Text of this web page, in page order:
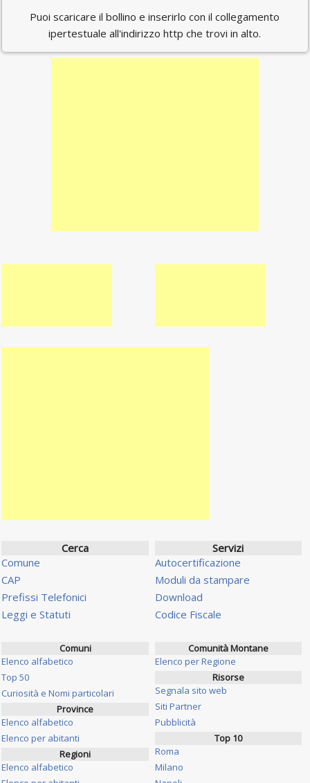
Puoi scaricare il bollino e inserirlo con il collegamento
ipertestuale all'indirizzo http che trovi in alto.
Cerca
Comune
CAP
Prefissi Telefonici
Leggi e Statuti
Servizi
Autocertificazione
Moduli da stampare
Download
Codice Fiscale
Comuni
Elenco alfabetico
Top 50
Curiosità e Nomi particolari
Province
Elenco alfabetico
Elenco per abitanti
Regioni
Elenco alfabetico
Comunità Montane
Elenco per Regione
Risorse
Segnala sito web
Siti Partner
Pubblicità
Top 10
Roma
Milano